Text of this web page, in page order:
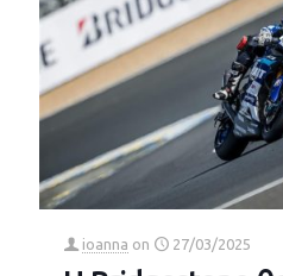
ioanna on 27/03/2025